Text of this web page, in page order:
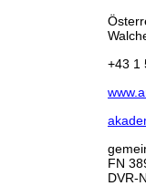
+43 1
FN
DVR-